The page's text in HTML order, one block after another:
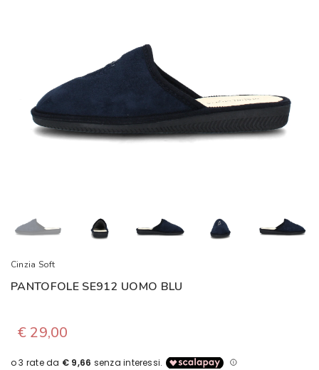
Cinzia Soft
PANTOFOLE SE912 UOMO BLU
€ 29,00